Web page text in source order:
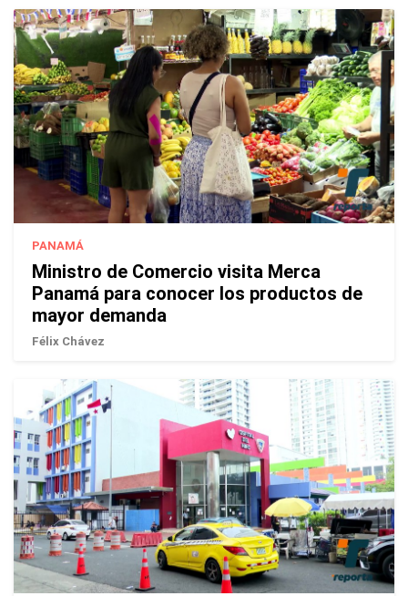
PANAMÁ
Ministro de Comercio visita Merca
Panamá para conocer los productos de
mayor demanda
Félix Chávez